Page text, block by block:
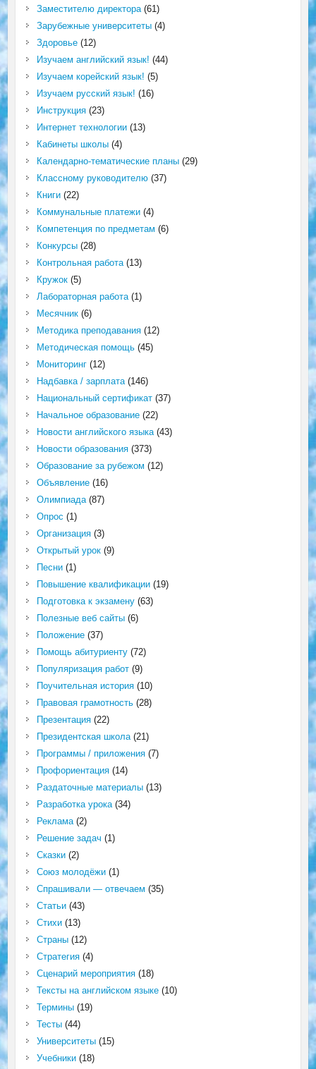
Заместителю директора(61)
Зарубежные университеты(4)
Здоровье(12)
Изучаем английский язык! (44)
Изучаем корейский язык! (5)
Изучаем русский язык! (16)
Инструкция(23)
Интернет технологии(13)
Кабинеты школы(4)
Календарно-тематические планы(29)
Классному руководителю(37)
Книги(22)
Коммунальные платежи(4)
Компетенция по предметам (6)
Конкурсы(28)
Контрольная работа(13)
Кружок(5)
Лабораторная работа(1)
Месячник(6)
Методика преподавания(12)
Методическая помощь(45)
Мониторинг(12)
Надбавка / зарплата(146)
Национальный сертификат(37)
Начальное образование(22)
Новости английского языка(43)
Новости образования(373)
Образование за рубежом (12)
Объявление(16)
Олимпиада(87)
Опрос (1)
Организация(3)
Открытый урок(9)
Песни(1)
Повышение квалификации(19)
Подготовка к экзамену(63)
Полезные веб сайты(6)
Положение(37)
Помощь абитуриенту(72)
Популяризация работ(9)
Поучительная история(10)
Правовая грамотность(28)
Презентация(22)
Президентская школа(21)
Программы / приложения(7)
Профориентация(14)
Раздаточные материалы(13)
Разработка урока(34)
Реклама(2)
Решение задач (1)
Сказки(2)
Союз молодёжи(1)
Спрашивали — отвечаем (35)
Статьи(43)
Стихи(13)
Страны(12)
Стратегия(4)
Сценарий мероприятия(18)
Тексты на английском языке(10)
Термины(19)
Тесты(44)
Университеты(15)
Учебники(18)